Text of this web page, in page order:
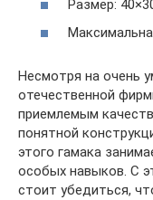
Размер:
Несмотря на очень
отечественной
приемлемым
понятной
этого гамака
особых навыков. С
стоит убедиться,